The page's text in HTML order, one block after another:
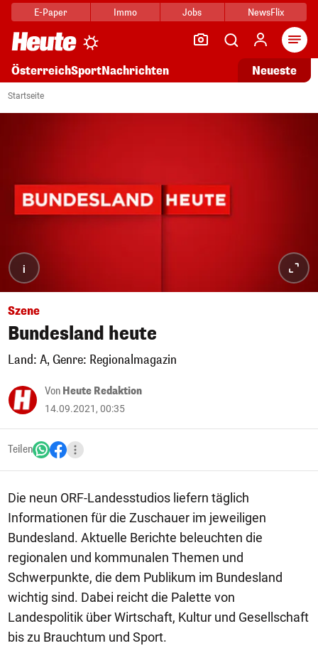
E-Paper Immo Jobs NewsFlix
ÖsterreichSportNachrichten Neueste
Startseite
i
Szene
Bundesland heute
Land: A, Genre: Regionalmagazin
Von Heute Redaktion
14.09.2021, 00:35
Teilen
Die neun ORF-Landesstudios liefern täglich
Informationen für die Zuschauer im jeweiligen
Bundesland. Aktuelle Berichte beleuchten die
regionalen und kommunalen Themen und
Schwerpunkte, die dem Publikum im Bundesland
wichtig sind. Dabei reicht die Palette von
Landespolitik über Wirtschaft, Kultur und Gesellschaft
bis zu Brauchtum und Sport.